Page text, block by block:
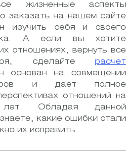
жизненные аспекты
заказать на нашем сайте
изучить себя и своего
А если вы хотите
отношениях, вернуть все
сделайте расчет
основан на совмещении
и дает полное
отношений на
Обладая данной
какие ошибки стали
их исправить.